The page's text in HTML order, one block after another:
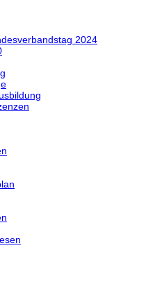
2024